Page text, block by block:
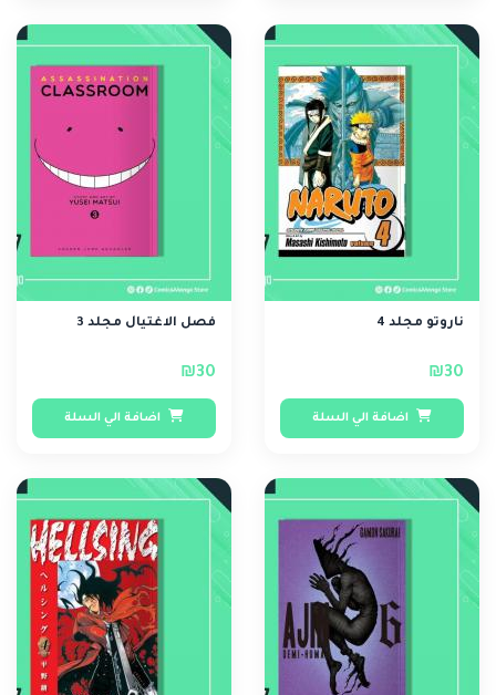
ناروتو مجلد 4
₪30
اضافة الي السلة
فصل الاغتيال مجلد 3
₪30
اضافة الي السلة